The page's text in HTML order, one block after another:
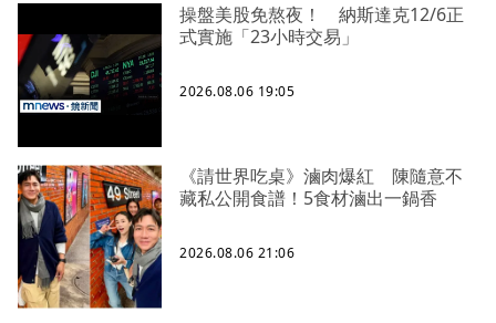
操盤美股免熬夜！ 納斯達克12/6正
式實施「23小時交易」
2026.08.06 19:05
《請世界吃桌》滷肉爆紅 陳隨意不
藏私公開食譜！5食材滷出一鍋香
2026.08.06 21:06